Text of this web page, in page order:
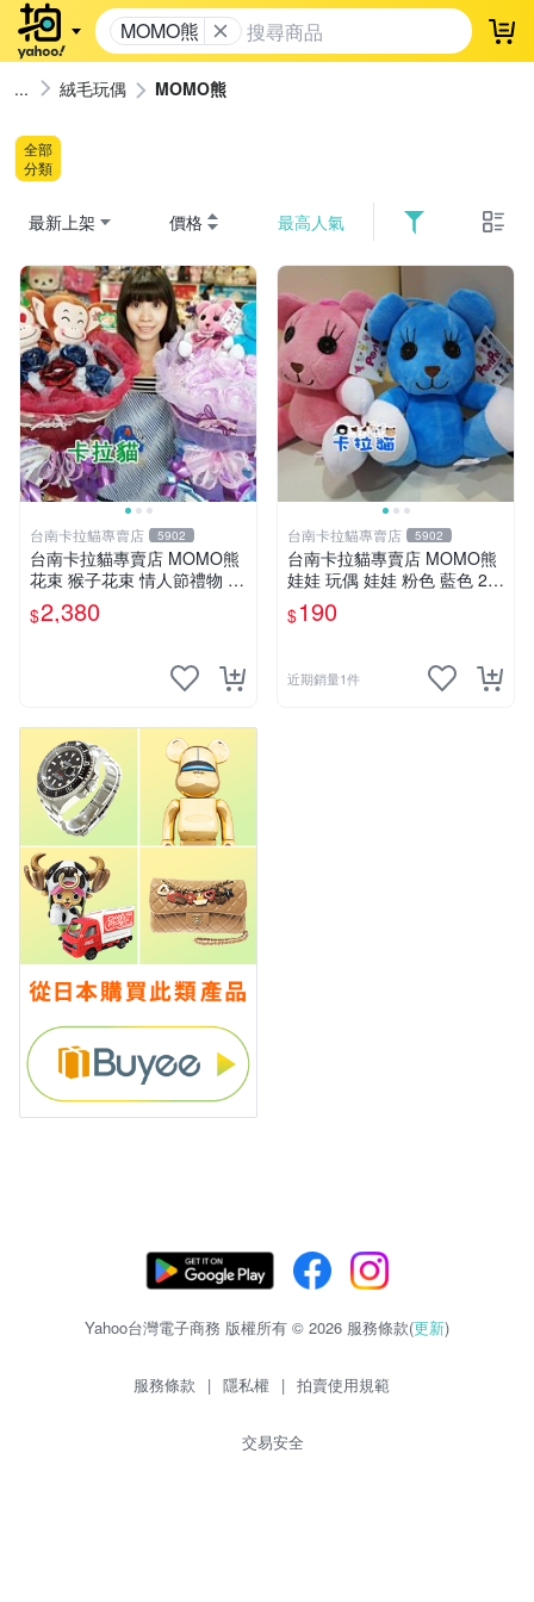
MOMO熊 登
絨毛玩偶 MOMO熊
全部
分類
最新上架 價格 最高人氣
台南卡拉貓專賣店 5902
台南卡拉貓專賣店 MOMO熊
花束 猴子花束 情人節禮物 二
選一 可繡字 可今天寄明天到
$2,380
台南卡拉貓專賣店 5902
台南卡拉貓專賣店 MOMO熊
娃娃 玩偶 娃娃 粉色 藍色 2色
分售
$190
近期銷量1件
Yahoo台灣電子商務 版權所有 © 2026 服務條款(更新)
服務條款 | 隱私權 | 拍賣使用規範
交易安全